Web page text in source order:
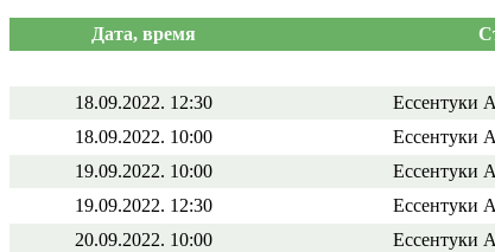
Дата, время
18.09.2022. 12:30
Ессентуки
18.09.2022. 10:00
Ессентуки
19.09.2022. 10:00
Ессентуки
19.09.2022. 12:30
Ессентуки
20.09.2022. 10:00
Ессентуки